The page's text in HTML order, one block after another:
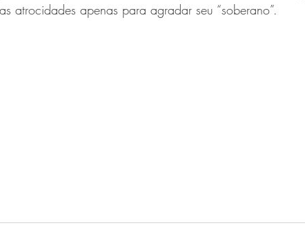
atrocidades apenas para agradar seu “soberano”.